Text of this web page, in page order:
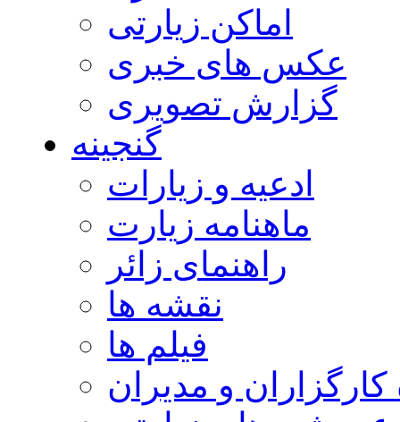
اماکن زیارتی
عکس های خبری
گزارش تصویری
گنجینه
ادعیه و زیارات
ماهنامه زیارت
راهنمای زائر
نقشه ها
فیلم ها
كارگزاران و مديران